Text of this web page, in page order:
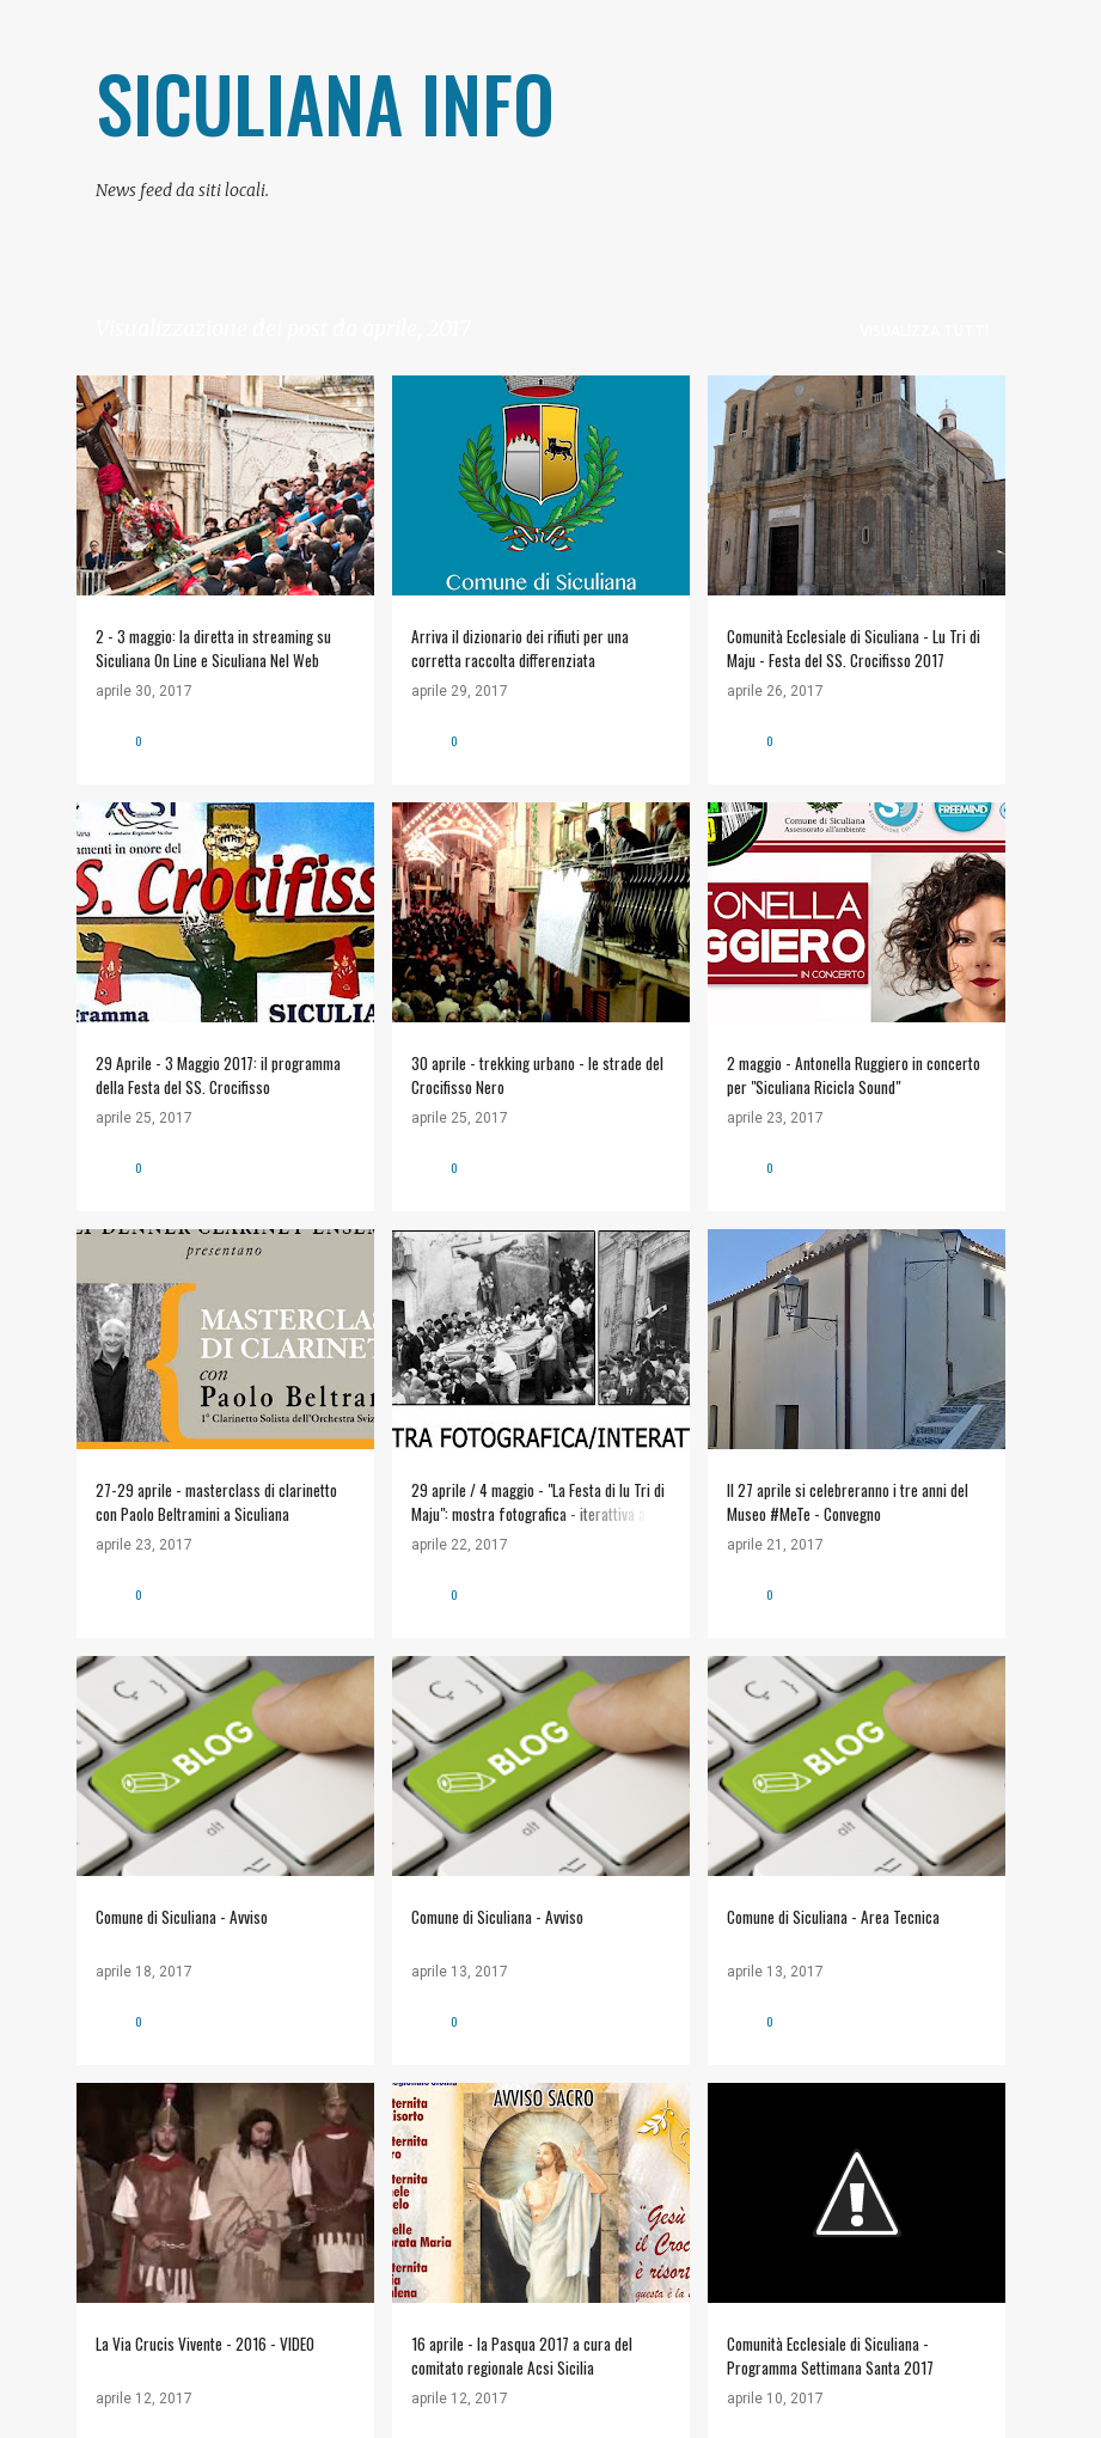
SICULIANA INFO
News feed da siti locali.
P
o
s
t
2 - 3 maggio: la diretta in streaming su
Siculiana On Line e Siculiana Nel Web
aprile 30, 2017
0
Arriva il dizionario dei rifiuti per una
corretta raccolta differenziata
aprile 29, 2017
#COMUNE DI SICULIANA
0
Comunità Ecclesiale di Siculiana - Lu Tri di
Maju - Festa del SS. Crocifisso 2017
aprile 26, 2017
COMUNITÀ ECCLESIALE
0
29 Aprile - 3 Maggio 2017: il programma
della Festa del SS. Crocifisso
aprile 25, 2017
ACSI ALT SICULIANA +
0
30 aprile - trekking urbano - le strade del
Crocifisso Nero
aprile 25, 2017
APPUNTAMENTI +
SICULIANA ON LINE
0
2 maggio - Antonella Ruggiero in concerto
per "Siculiana Ricicla Sound"
aprile 23, 2017
#ARTE E CULTURA +
APPUNTAMENTI
0
27-29 aprile - masterclass di clarinetto
con Paolo Beltramini a Siculiana
aprile 23, 2017
APPUNTAMENTI
0
29 aprile / 4 maggio - "La Festa di lu Tri di
Maju": mostra fotografica - iterattiva al
Museo #MeTe di Siculiana
aprile 22, 2017
ALT SICULIANA APPUNTAMENTI
+
MUSEO #METE
0
Il 27 aprile si celebreranno i tre anni del
Museo #MeTe - Convegno
aprile 21, 2017
ALT SICULIANA APPUNTAMENTI
MUSEO #METE
0
Comune di Siculiana - Avviso
aprile 18, 2017
#COMUNE DI SICULIANA
INFORMAZIONI UTILI
0
Comune di Siculiana - Avviso
aprile 13, 2017
#COMUNE DI SICULIANA
INFORMAZIONI UTILI
0
Comune di Siculiana - Area Tecnica
aprile 13, 2017
#COMUNE DI SICULIANA
INFORMAZIONI UTILI
0
La Via Crucis Vivente - 2016 - VIDEO
aprile 12, 2017
#VIDEO COMUNITÀ ECCLESIALE
16 aprile - la Pasqua 2017 a cura del
comitato regionale Acsi Sicilia
aprile 12, 2017
ACSI APPUNTAMENTI
Comunità Ecclesiale di Siculiana -
Programma Settimana Santa 2017
aprile 10, 2017
COMUNITÀ ECCLESIALE